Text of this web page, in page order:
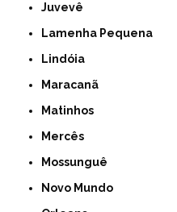
Juvevê
Lamenha Pequena
Lindóia
Maracanã
Matinhos
Mercês
Mossunguê
Novo Mundo